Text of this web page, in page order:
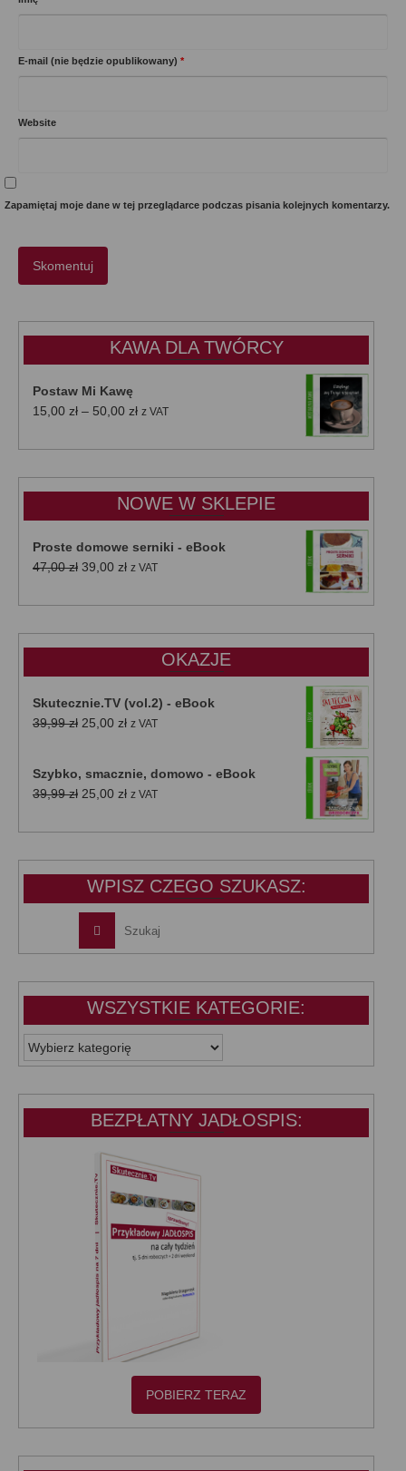
E-mail (nie będzie opublikowany) *
Website
Zapamiętaj moje dane w tej przeglądarce podczas pisania kolejnych komentarzy.
KAWA DLA TWÓRCY
Postaw Mi Kawę
15,00 zł – 50,00 złZakres
od
do
50,00 zł
z VAT
NOWE W SKLEPIE
Proste domowe serniki - eBook
47,00zł Pierwotna
wynosiła:
39,00 złAktualna
wynosi:
z VAT
OKAZJE
Skutecznie.TV (vol.2) - eBook
39,99zł Pierwotna
39,99 zł.
25,00 złAktualna
25,00 zł.
z VAT
Szybko, smacznie, domowo - eBook
39,99zł Pierwotna
wynosiła:
25,00 złAktualna
wynosi:
z VAT
WPISZ CZEGO SZUKASZ:
WSZYSTKIE KATEGORIE:
WSZYSTKIE
KATEGORIE:
BEZPŁATNY JADŁOSPIS:
POBIERZ TERAZ